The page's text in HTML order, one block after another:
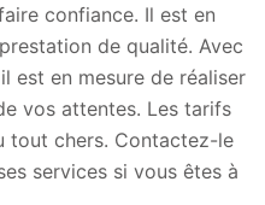
confiance. Il est en
de qualité. Avec
est en mesure de réaliser
vos attentes. Les tarifs
tout chers. Contactez-le
services si vous êtes à